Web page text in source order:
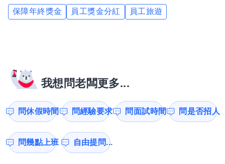
保障年終獎金 員工獎金分紅 員工旅遊
我想問老闆更多...
問休假時間 問經驗要求 問面試時間 問是否招人
問幾點上班 自由提問...